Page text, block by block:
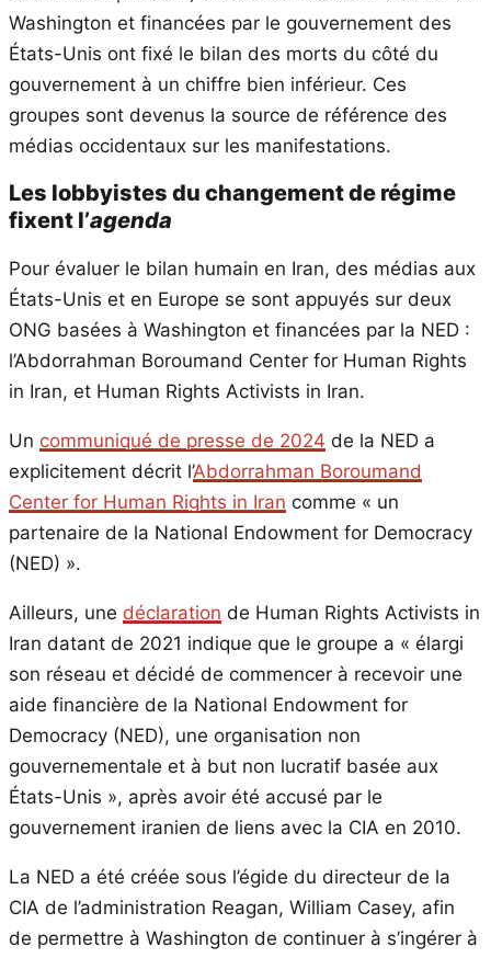
Washington et financées par le gouvernement des
États-Unis ont fixé le bilan des morts du côté du
gouvernement à un chiffre bien inférieur. Ces
groupes sont devenus la source de référence des
médias occidentaux sur les manifestations.
Les lobbyistes du changement de régime
fixent l’agenda
Pour évaluer le bilan humain en Iran, des médias aux
États-Unis et en Europe se sont appuyés sur deux
ONG basées à Washington et financées par la NED :
l’Abdorrahman Boroumand Center for Human Rights
in Iran, et Human Rights Activists in Iran.
Un communiqué de presse de 2024 de la NED a
explicitement décrit l’Abdorrahman Boroumand
Center for Human Rights in Iran comme « un
partenaire de la National Endowment for Democracy
(NED) ».
Ailleurs, une déclaration de Human Rights Activists in
Iran datant de 2021 indique que le groupe a « élargi
son réseau et décidé de commencer à recevoir une
aide financière de la National Endowment for
Democracy (NED), une organisation non
gouvernementale et à but non lucratif basée aux
États-Unis », après avoir été accusé par le
gouvernement iranien de liens avec la CIA en 2010.
La NED a été créée sous l’égide du directeur de la
CIA de l’administration Reagan, William Casey, afin
de permettre à Washington de continuer à s’ingérer à